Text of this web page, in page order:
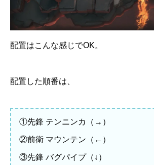
配置はこんな感じでOK。
配置した順番は、
①先鋒 テンニンカ（→）
②前衛 マウンテン（←）
③先鋒 バグパイプ（↓）